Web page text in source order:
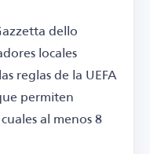
dello
locales
reglas de la UEFA
permiten
al menos 8